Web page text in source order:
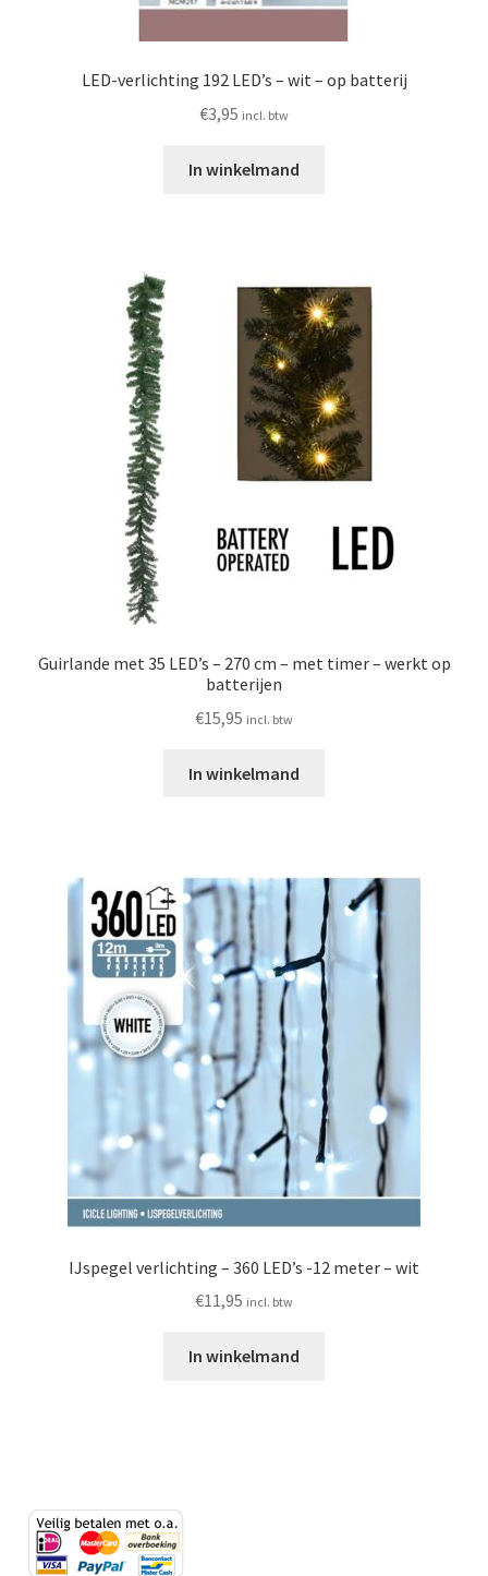
LED-verlichting 192 LED’s – wit – op batterij
€3,95 incl. btw
In winkelmand
Guirlande met 35 LED’s – 270 cm – met timer – werkt op
batterijen
€15,95 incl. btw
In winkelmand
IJspegel verlichting – 360 LED’s -12 meter – wit
€11,95 incl. btw
In winkelmand